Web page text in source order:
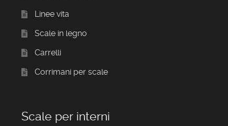
Linee vita
Scale in legno
Carrelli
Corrimani per scale
Scale per interni